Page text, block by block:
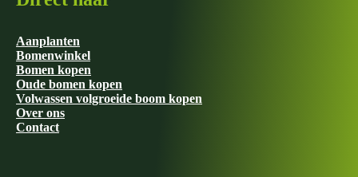
Aanplanten
Bomenwinkel
Bomen kopen
Oude bomen kopen
Volwassen volgroeide boom kopen
Over ons
Contact